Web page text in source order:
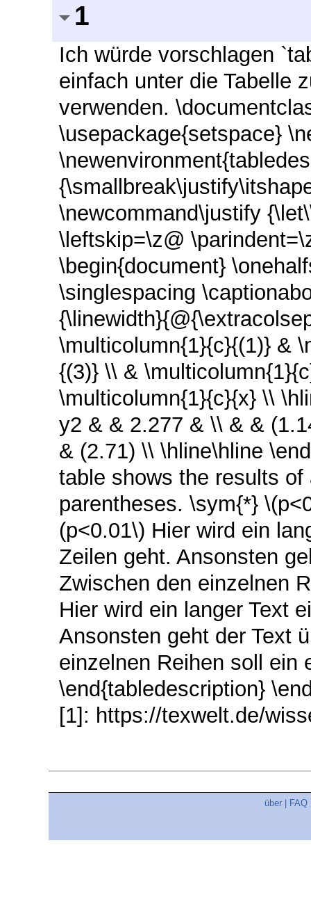
1
Ich würde vorschlagen
einfach unter die Tabelle
verwenden.
\usepackage{setspace}
\newcommand\justify
\leftskip=\z@
\begin{document}
\singlespacing
\multicolumn{1}{c}{(1)} &
{(3)} \\ &
\multicolumn{1}{c}{x} \\
y2 & & 2.277 & \\ & &
& (2.71) \\ \hline\hline
table shows the results
parentheses. \sym{*}
(p<0.01\) Hier wird ein
Zeilen geht. Ansonsten
Zwischen den einzelnen
Hier wird ein langer Text
Ansonsten geht der Text
einzelnen Reihen soll ein
\end{tabledescription}
[1]: https://texwelt.de/
über FAQ